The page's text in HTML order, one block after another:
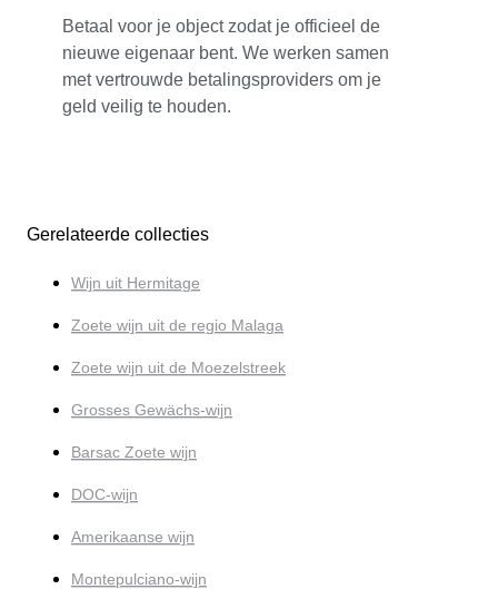
Betaal voor je object zodat je officieel de
nieuwe eigenaar bent. We werken samen
met vertrouwde betalingsproviders om je
geld veilig te houden.
Gerelateerde collecties
Wijn uit Hermitage
Zoete wijn uit de regio Malaga
Zoete wijn uit de Moezelstreek
Grosses Gewächs-wijn
Barsac Zoete wijn
DOC-wijn
Amerikaanse wijn
Montepulciano-wijn